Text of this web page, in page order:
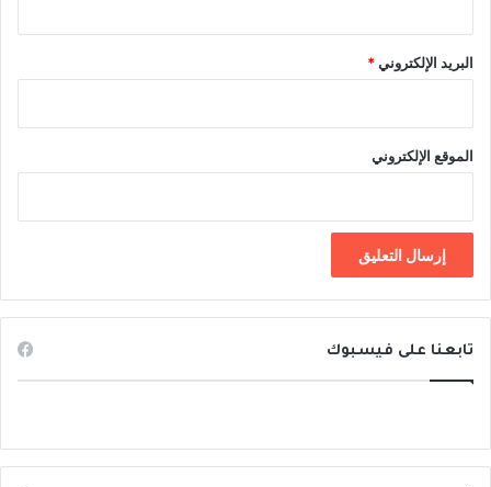
البريد الإلكتروني*
الموقع الإلكتروني
تابعنا على فيسبوك